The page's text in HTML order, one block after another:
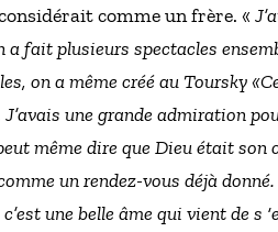
comme un frère. «
a fait plusieurs spectacles
on a même créé au Toursky «
une grande admiration
même dire que Dieu était son
un rendez-vous déjà
une belle âme qui vient de s